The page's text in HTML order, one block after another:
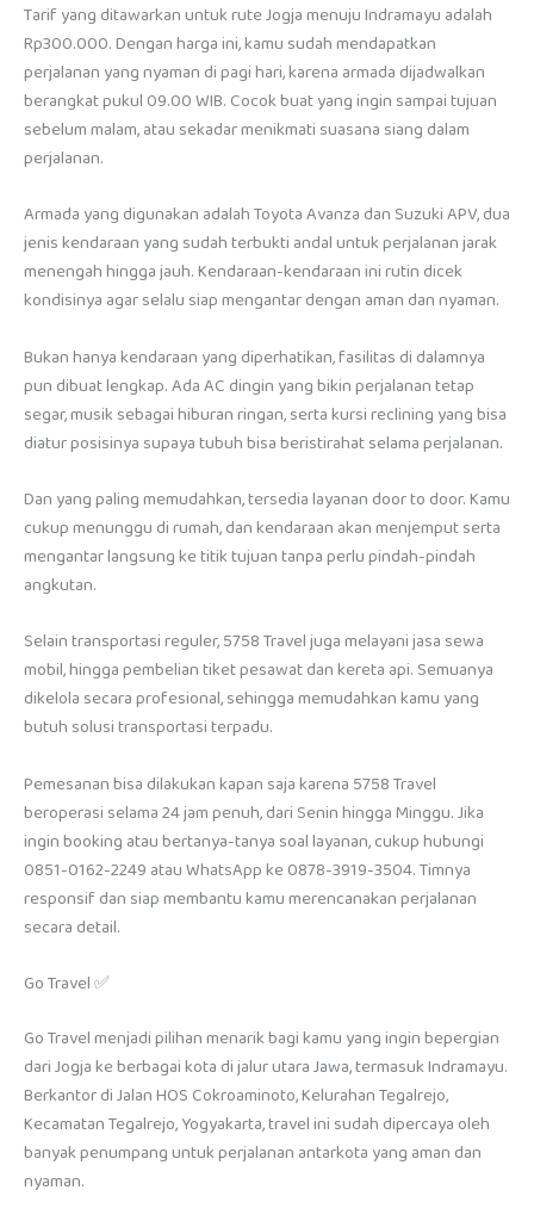
Tarif yang ditawarkan untuk rute Jogja menuju Indramayu adalah
Rp300.000. Dengan harga ini, kamu sudah mendapatkan
perjalanan yang nyaman di pagi hari, karena armada dijadwalkan
berangkat pukul 09.00 WIB. Cocok buat yang ingin sampai tujuan
sebelum malam, atau sekadar menikmati suasana siang dalam
perjalanan.
Armada yang digunakan adalah Toyota Avanza dan Suzuki APV, dua
jenis kendaraan yang sudah terbukti andal untuk perjalanan jarak
menengah hingga jauh. Kendaraan-kendaraan ini rutin dicek
kondisinya agar selalu siap mengantar dengan aman dan nyaman.
Bukan hanya kendaraan yang diperhatikan, fasilitas di dalamnya
pun dibuat lengkap. Ada AC dingin yang bikin perjalanan tetap
segar, musik sebagai hiburan ringan, serta kursi reclining yang bisa
diatur posisinya supaya tubuh bisa beristirahat selama perjalanan.
Dan yang paling memudahkan, tersedia layanan door to door. Kamu
cukup menunggu di rumah, dan kendaraan akan menjemput serta
mengantar langsung ke titik tujuan tanpa perlu pindah-pindah
angkutan.
Selain transportasi reguler, 5758 Travel juga melayani jasa sewa
mobil, hingga pembelian tiket pesawat dan kereta api. Semuanya
dikelola secara profesional, sehingga memudahkan kamu yang
butuh solusi transportasi terpadu.
Pemesanan bisa dilakukan kapan saja karena 5758 Travel
beroperasi selama 24 jam penuh, dari Senin hingga Minggu. Jika
ingin booking atau bertanya-tanya soal layanan, cukup hubungi
0851-0162-2249 atau WhatsApp ke 0878-3919-3504. Timnya
responsif dan siap membantu kamu merencanakan perjalanan
secara detail.
Go Travel ✅
Go Travel menjadi pilihan menarik bagi kamu yang ingin bepergian
dari Jogja ke berbagai kota di jalur utara Jawa, termasuk Indramayu.
Berkantor di Jalan HOS Cokroaminoto, Kelurahan Tegalrejo,
Kecamatan Tegalrejo, Yogyakarta, travel ini sudah dipercaya oleh
banyak penumpang untuk perjalanan antarkota yang aman dan
nyaman.